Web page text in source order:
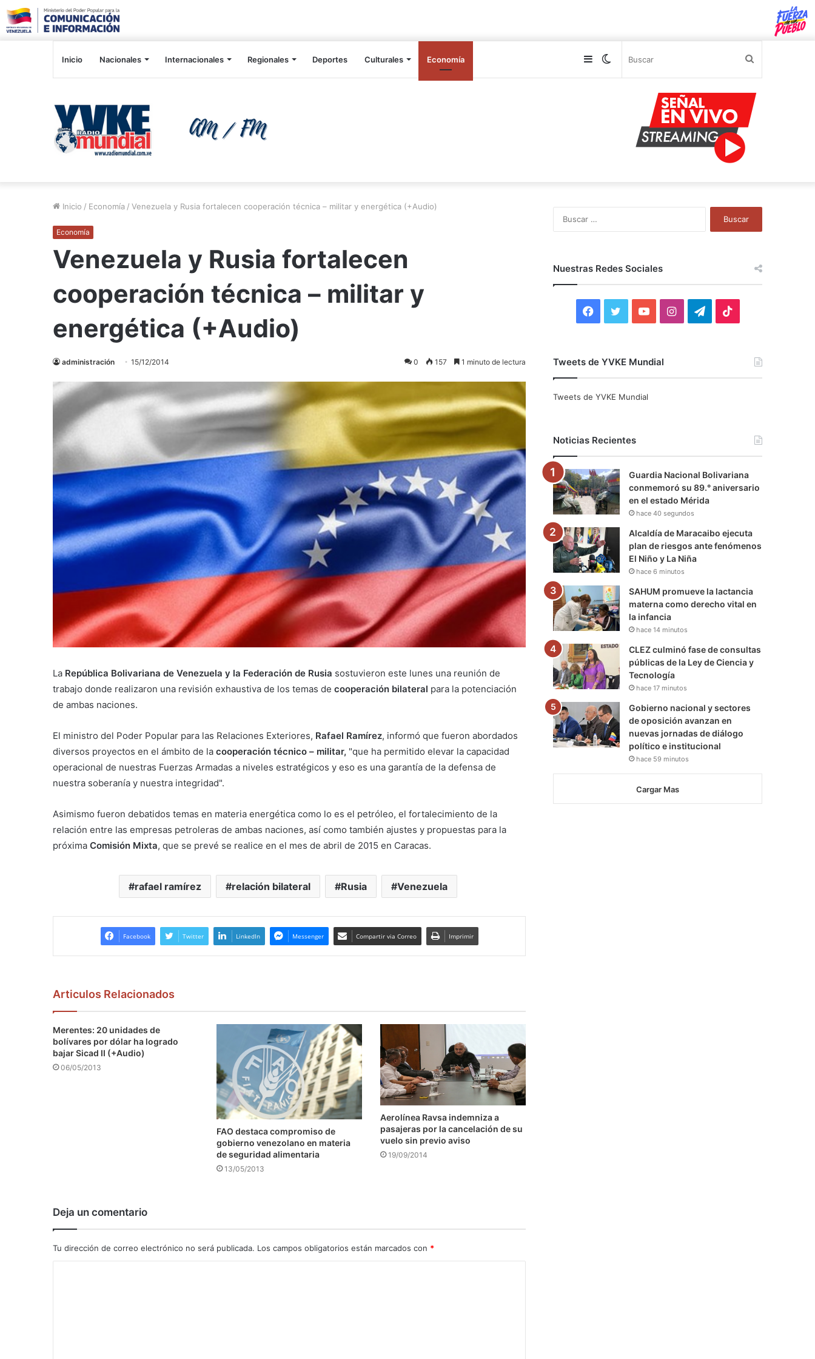
Inicio Nacionales Internacionales Regionales Deportes Culturales Economía Switch
Sidebar
Inicio / Economía / Venezuela y Rusia fortalecen cooperación técnica – militar y energética (+Audio)
Economía
Venezuela y Rusia fortalecen
cooperación técnica – militar y
energética (+Audio)
administración 15/12/2014 0 157 1 minuto de lectura
La República Bolivariana de Venezuela y la Federación de Rusia sostuvieron este lunes una reunión de
trabajo donde realizaron una revisión exhaustiva de los temas de cooperación bilateral para la potenciación
de ambas naciones.
El ministro del Poder Popular para las Relaciones Exteriores, Rafael Ramírez, informó que fueron abordados
diversos proyectos en el ámbito de la cooperación técnico – militar, "que ha permitido elevar la capacidad
operacional de nuestras Fuerzas Armadas a niveles estratégicos y eso es una garantía de la defensa de
nuestra soberanía y nuestra integridad".
Asimismo fueron debatidos temas en materia energética como lo es el petróleo, el fortalecimiento de la
relación entre las empresas petroleras de ambas naciones, así como también ajustes y propuestas para la
próxima Comisión Mixta, que se prevé se realice en el mes de abril de 2015 en Caracas.
rafael ramírez relación bilateral Rusia Venezuela
Facebook Twitter LinkedIn Messenger Compartir via Correo Imprimir
Articulos Relacionados
Merentes: 20 unidades de
bolívares por dólar ha logrado
bajar Sicad II (+Audio)
06/05/2013
FAO destaca compromiso de
gobierno venezolano en materia
de seguridad alimentaria
13/05/2013
Aerolínea Ravsa indemniza a
pasajeras por la cancelación de su
vuelo sin previo aviso
19/09/2014
Deja un comentario
Tu dirección de correo electrónico no será publicada. Los campos obligatorios están marcados con *
Nuestras Redes Sociales
F
c
o
k
i
r
Y
u
e
I
r
a
m
T
a
m
Tweets de YVKE Mundial
Tweets de YVKE Mundial
Noticias Recientes
Guardia Nacional Bolivariana
conmemoró su 89.° aniversario
en el estado Mérida
hace 40 segundos
Alcaldía de Maracaibo ejecuta
plan de riesgos ante fenómenos
El Niño y La Niña
hace 6 minutos
SAHUM promueve la lactancia
materna como derecho vital en
la infancia
hace 14 minutos
CLEZ culminó fase de consultas
públicas de la Ley de Ciencia y
Tecnología
hace 17 minutos
Gobierno nacional y sectores
de oposición avanzan en
nuevas jornadas de diálogo
político e institucional
hace 59 minutos
Cargar Mas